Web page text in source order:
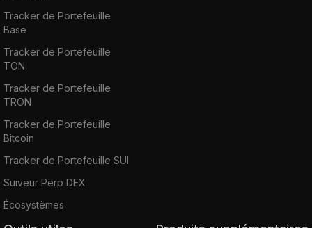
Tracker de Portefeuille
Base
Tracker de Portefeuille
TON
Tracker de Portefeuille
TRON
Tracker de Portefeuille
Bitcoin
Tracker de Portefeuille SUI
Suiveur Perp DEX
Écosystèmes